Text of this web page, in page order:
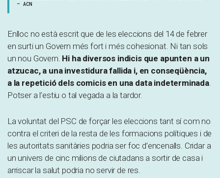
– ACN
Enlloc no està escrit que de les eleccions del 14 de febrer
en surti un Govern més fort i més cohesionat. Ni tan sols
un nou Govern. Hi ha diversos indicis que apunten a un
atzucac, a una investidura fallida i, en conseqüència,
a la repetició dels comicis en una data indeterminada
Potser a l’estiu o tal vegada a la tardor.
La voluntat del PSC de forçar les eleccions tant sí com no
contra el criteri de la resta de les formacions polítiques i de
les autoritats sanitàries podria ser foc d’encenalls. Cridar a
un univers de cinc milions de ciutadans a sortir de casa i
arriscar la salut podria no servir de res.